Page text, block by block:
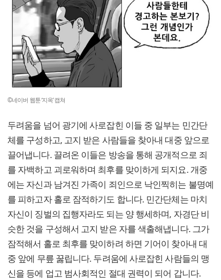
©네이버 웹툰 ‘지옥’ 캡쳐
두려움을 넘어 광기에 사로잡힌 이들 중 일부는 민간단
체를 구성하고, 고지 받은 사람들을 찾아내 대중 앞으로
끌어냅니다. 끌려온 이들은 방송을 통해 공개적으로 죄
를 자백하고 괴로워하며 최후를 맞이하게 되지요. 개중
에는 자신과 남겨진 가족이 죄인으로 낙인찍히는 불명예
를 피하고자 홀로 잠적하기도 합니다. 민간단체는 마치
자신이 징벌의 집행자라도 되는 양 행세하며, 자경단 비
슷한 것을 구성해서 고지 받은 자를 색출해냅니다. 그가
잠적해서 홀로 최후를 맞이하려 하면 기어이 찾아내 대
중 앞에 무릎 꿇립니다. 두려움에 사로잡힌 사람들의 맹
신을 등에 업고 범사회적인 절대 권력이 되어 갑니다.